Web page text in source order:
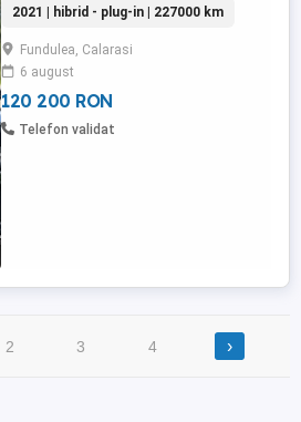
GARANȚIE 12 LUNI ( motor + cutie )
GARANȚIE BATERIE HYBRID 7 ANI. PREȚ:
22.900euro (tva inclus) Revizie efectuată
în data de 09.04.2026 Cod motor: DRYA
Combustibil: ...
2021 | hibrid - plug-in | 227000 km
Fundulea, Calarasi
6 august
120 200 RON
Telefon validat
2 3 4 ›